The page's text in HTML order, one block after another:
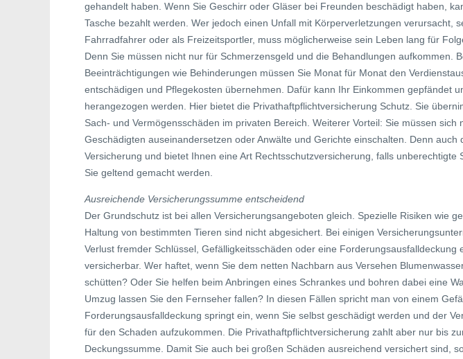
gehandelt haben. Wenn Sie Geschirr oder Gläser bei Freunden beschädigt haben,
Tasche bezahlt werden. Wer jedoch einen Unfall mit Körperverletzungen verursacht,
Fahrradfahrer oder als Freizeitsportler, muss möglicherweise sein Leben lang für
Denn Sie müssen nicht nur für Schmerzensgeld und die Behandlungen aufkommen.
Beeinträchtigungen wie Behinderungen müssen Sie Monat für Monat den
entschädigen und Pflegekosten übernehmen. Dafür kann Ihr Einkommen gepfändet
herangezogen werden. Hier bietet die Privathaftpflichtversicherung Schutz. Sie
Sach- und Vermögensschäden im privaten Bereich. Weiterer Vorteil: Sie müssen
Geschädigten auseinandersetzen oder Anwälte und Gerichte einschalten. Denn auch
Versicherung und bietet Ihnen eine Art Rechtsschutzversicherung, falls unberechtigte
Sie geltend gemacht werden.
Ausreichende Versicherungssumme entscheidend
Der Grundschutz ist bei allen Versicherungsangeboten gleich. Spezielle Risiken wie
Haltung von bestimmten Tieren sind nicht abgesichert. Bei einigen
Verlust fremder Schlüssel, Gefälligkeitsschäden oder eine Forderungsausfalldeckung
versicherbar. Wer haftet, wenn Sie dem netten Nachbarn aus Versehen
schütten? Oder Sie helfen beim Anbringen eines Schrankes und bohren dabei eine
Umzug lassen Sie den Fernseher fallen? In diesen Fällen spricht man von einem
Forderungsausfalldeckung springt ein, wenn Sie selbst geschädigt werden und der
für den Schaden aufzukommen. Die Privathaftpflichtversicherung zahlt aber nur bis
Deckungssumme. Damit Sie auch bei großen Schäden ausreichend versichert sind,